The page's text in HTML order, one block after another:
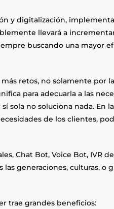
y digitalización,
llevará a
buscando una mayor
retos, no solamente por
para adecuarla a las
sola no soluciona nada. En
de los clientes,
Chat Bot, Voice Bot, IVR
generaciones, culturas, o
trae grandes beneficios: